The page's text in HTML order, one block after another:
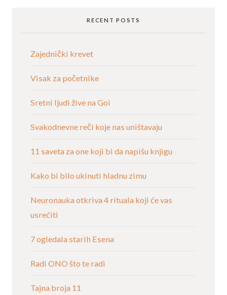
RECENT POSTS
Zajednički krevet
Visak za početnike
Sretni ljudi žive na Goi
Svakodnevne reči koje nas uništavaju
11 saveta za one koji bi da napišu knjigu
Kako bi bilo ukinuti hladnu zimu
Neuronauka otkriva 4 rituala koji će vas
usrećiti
7 ogledala starih Esena
Radi ONO što te radi
Tajna broja 11